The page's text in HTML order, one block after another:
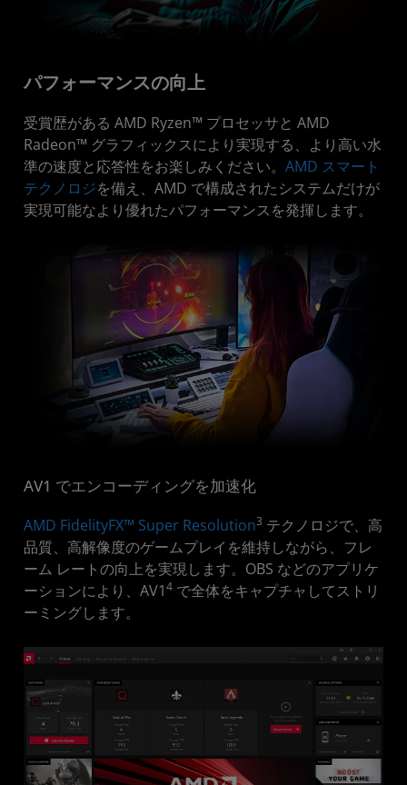
パフォーマンスの向上
受賞歴がある AMD Ryzen™ プロセッサと AMD
Radeon™ グラフィックスにより実現する、より高い水
準の速度と応答性をお楽しみください。 AMD スマート
テクノロジを備え、AMD で構成されたシステムだけが
実現可能なより優れたパフォーマンスを発揮します。
AV1 でエンコーディングを加速化
AMD FidelityFX™ Super Resolution3 テクノロジで、高
品質、高解像度のゲームプレイを維持しながら、フレ
ーム レートの向上を実現します。OBS などのアプリケ
ーションにより、AV14 で全体をキャプチャしてストリ
ーミングします。